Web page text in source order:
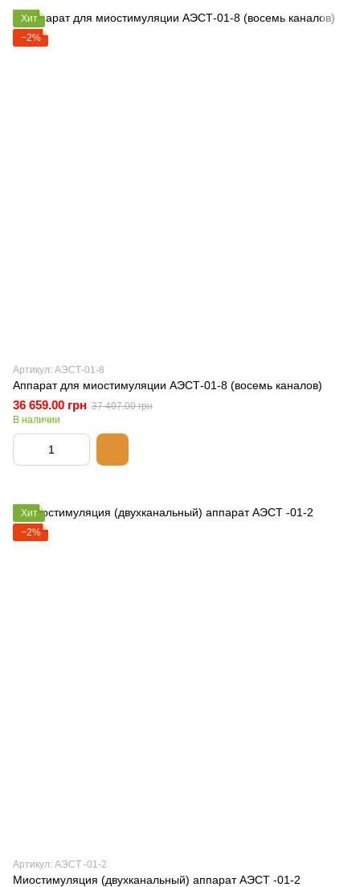
Хит
−2%
Артикул: АЭСТ-01-8
Аппарат для миостимуляции АЭСТ-01-8 (восемь каналов)
36 659.00 грн 37 407.00 грн
В наличии
Хит
−2%
Артикул: АЭСТ -01-2
Миостимуляция (двухканальный) аппарат АЭСТ -01-2